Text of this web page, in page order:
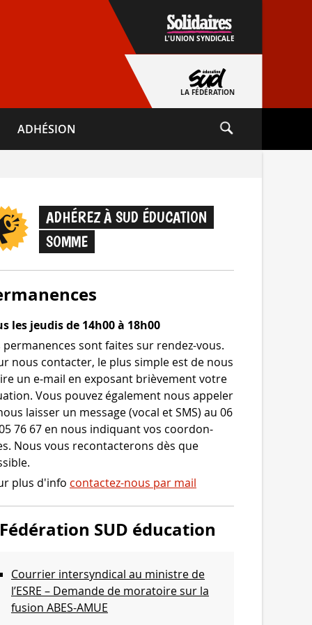
L'UNION SYNDICALE
LA FÉDÉRATION
ADHÉSION
ADHÉREZ À SUD ÉDUCATION
SOMME
les jeudis de 14h00 à 18h00
per­ma­nences sont faites sur rendez-​vous.
nous contac­ter, le plus simple est de nous
un e‑mail en expo­sant briè­ve­ment votre
Vous pou­vez éga­le­ment nous appe­ler
lais­ser un mes­sage (vocal et SMS) au 06
76 67 en nous indi­quant vos coor­don­
Nous vous recon­tac­te­rons dès que
plus d'info contactez-nous par mail
Fédération SUD éducation
Courrier intersyndical au ministre de
l’ESRE – Demande de moratoire sur la
fusion ABES-AMUE